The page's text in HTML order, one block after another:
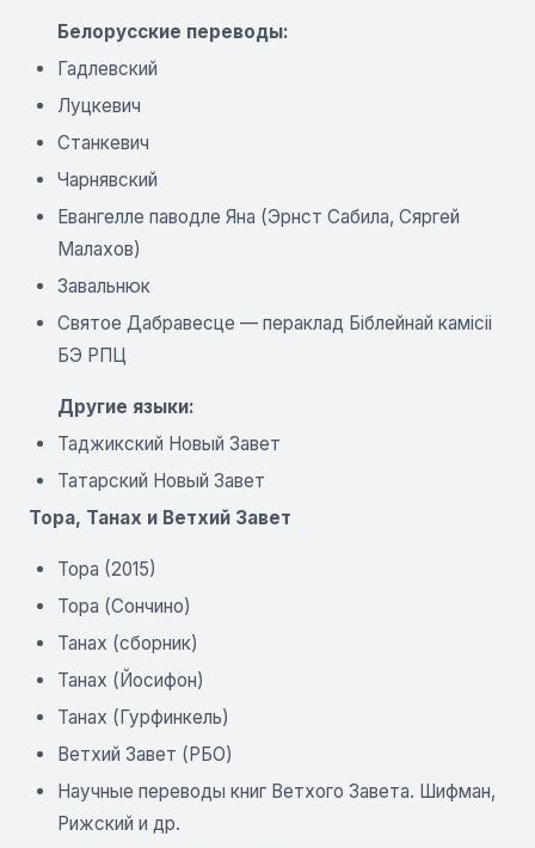
Белорусские переводы:
Гадлевский
Луцкевич
Станкевич
Чарнявский
Евангелле паводле Яна (Эрнст Сабила, Сяргей
Малахов)
Завальнюк
Святое Дабравесце — пераклад Біблейнай камісіі
БЭ РПЦ
Другие языки:
Таджикский Новый Завет
Татарский Новый Завет
Тора, Танах и Ветхий Завет
Тора (2015)
Тора (Сончино)
Танах (сборник)
Танах (Йосифон)
Танах (Гурфинкель)
Ветхий Завет (РБО)
Научные переводы книг Ветхого Завета. Шифман,
Рижский и др.